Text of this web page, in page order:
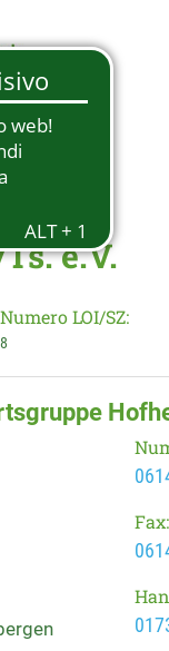
e.V.
Numero LOI/SZ:
8
Fax: